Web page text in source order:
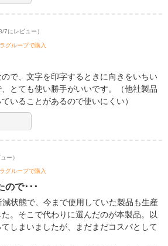
7にレビュー）
グループで購入
ので、文字を印字するときに向きをいちい
とても使い勝手がいいです。（他社製品
いることがあるので使いにくい）
ー）
グループで購入
ので･･･
状態で、今まで使用していた製品も生産
。そこで代わりに選んだのが本製品。以
しまいましたが、まだまだコスパとして